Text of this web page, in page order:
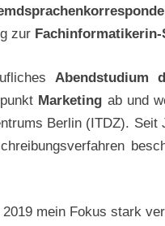
zur
Abendstudium
Marketing ab und
Berlin (ITDZ).
mein Fokus stark